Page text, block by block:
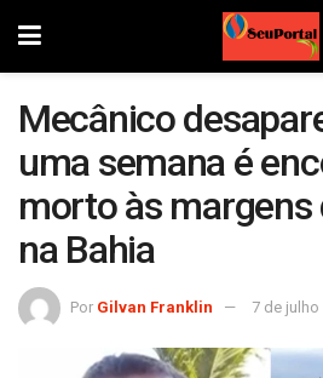
Mecânico
uma semana é
morto às margens
na Bahia
Por Gilvan Franklin 7 de